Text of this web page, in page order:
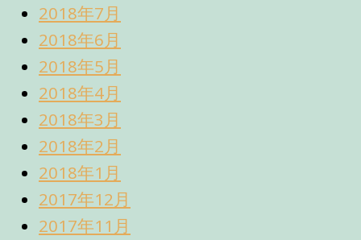
2018年7月
2018年6月
2018年5月
2018年4月
2018年3月
2018年2月
2018年1月
2017年12月
2017年11月